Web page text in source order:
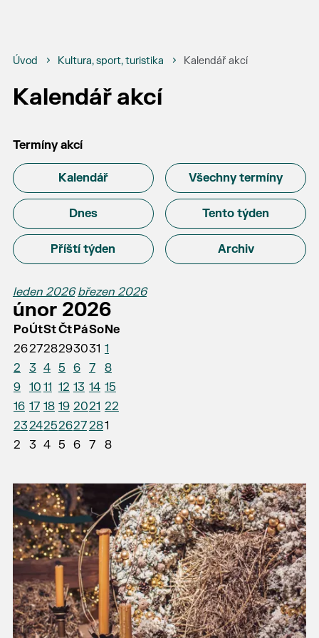
Úvod Kultura, sport, turistika Kalendář akcí
Kalendář akcí
Termíny akcí
Kalendář Všechny termíny
Dnes Tento týden
Příští týden Archiv
leden 2026 březen 2026
únor 2026
PoÚtStČtPáSoNe
262728293031 1
2
3 4 5 6 7
8
9
10 11 12 13 14 15
16 17 18 19 2021 22
2324252627281
2
3 4 5 6 7 8